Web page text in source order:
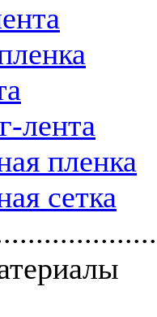
лента
пленка
сетка